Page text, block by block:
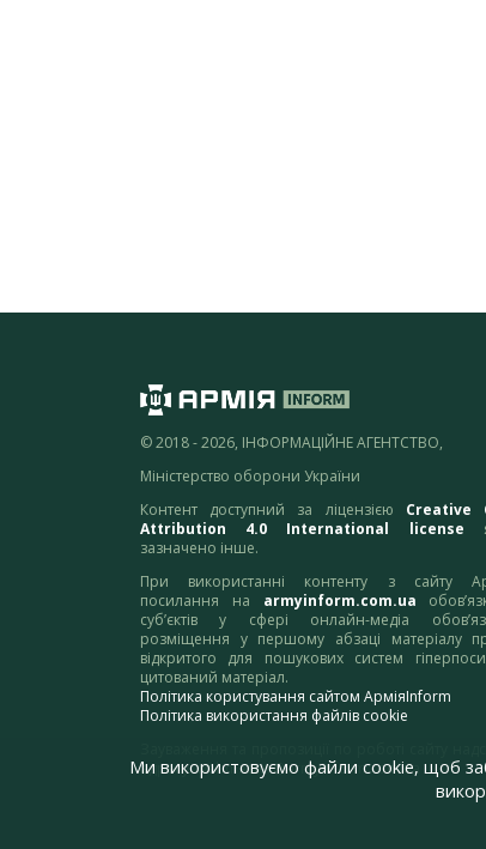
© 2018 - 2026, ІНФОРМАЦІЙНЕ АГЕНТСТВО,
Міністерство оборони України
Контент доступний за ліцензією Creative
Attribution 4.0 International license
зазначено інше.
При використанні контенту з сайту
посилання на armyinform.com.ua
суб’єктів у сфері онлайн-медіа
розміщення у першому абзаці матеріалу
відкритого для пошукових систем
цитований матеріал.
Політика користування сайтом АрміяInform
Політика використання файлів cookie
адресу:webmaster@armyinform.com.ua
Ми використовуємо файли cookie, щоб